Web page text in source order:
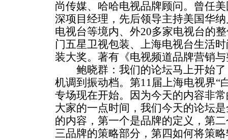
尚传媒、哈哈电视品牌顾问。曾任
深项目经理，先后领导主持美国华
电视台等境内、外20多家电视台的
门五星卫视包装、上海电视台生活
装大奖。著有《电视频道品牌营销
鲍晓群：我们的论坛马上开始了
机调到振动档。第11届上海电视界“
专场现在开始。因为今天的内容非
大家的一点时间，我们今天的论坛
的内容，第一个是品牌的定义，第
三品牌的策略部分，第四如何将策